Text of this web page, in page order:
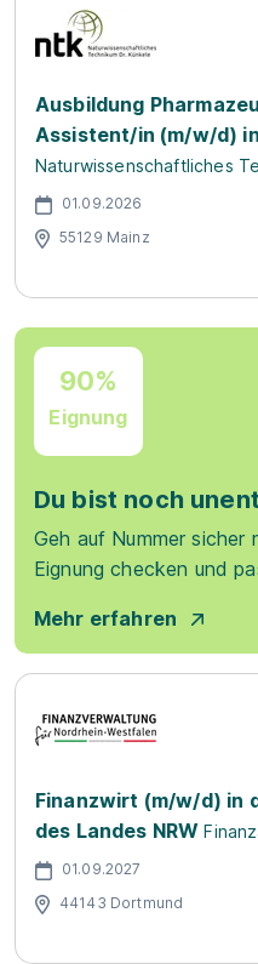
Ausbildung
Assistent/in (m/w/d)
Naturwissenschaftliches
01.09.2026
55129 Mainz
90%
Eignung
Du bist noch
Geh auf Nummer sicher
Eignung checken und
Mehr erfahren
Finanzwirt (m/w/d) in
des Landes NRW
01.09.2027
44143 Dortmund